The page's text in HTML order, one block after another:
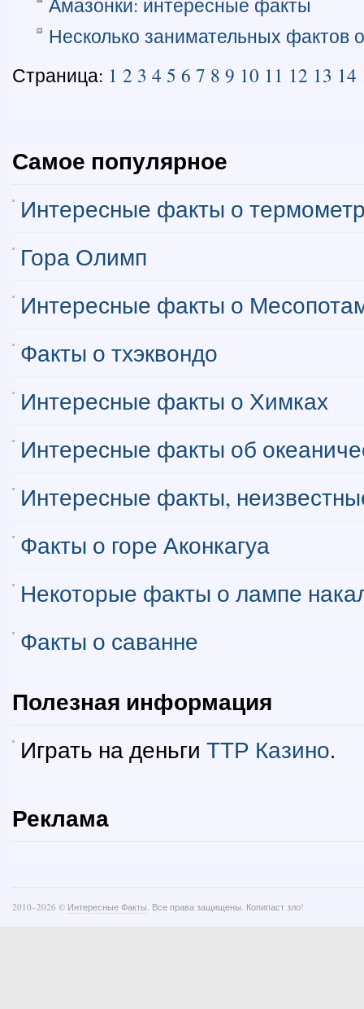
Несколько занимательных фактов
Страница: 1 2 3 4 5 6 7 8 9 10 11 12 13 14
Самое популярное
Интересные факты о
Гора Олимп
Интересные факты о
Факты о тхэквондо
Интересные факты о Химках
Интересные факты об
Интересные факты,
Факты о горе Аконкагуа
Некоторые факты о лампе
Факты о саванне
Полезная информация
Играть на деньги ТТР Казино.
Реклама
2010–2026 © Интересные Факты. Все права защищены. Копипаст зло!